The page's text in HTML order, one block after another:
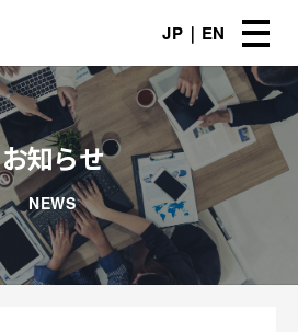
JP EN
お知らせ
NEWS